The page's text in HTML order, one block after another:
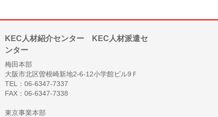
KEC人材紹介センター KEC人材派遣セ
ンター
梅田本部
大阪市北区曽根崎新地2-6-12小学館ビル9Ｆ
TEL：06-6347-7337
FAX：06-6347-7338
東京事業本部